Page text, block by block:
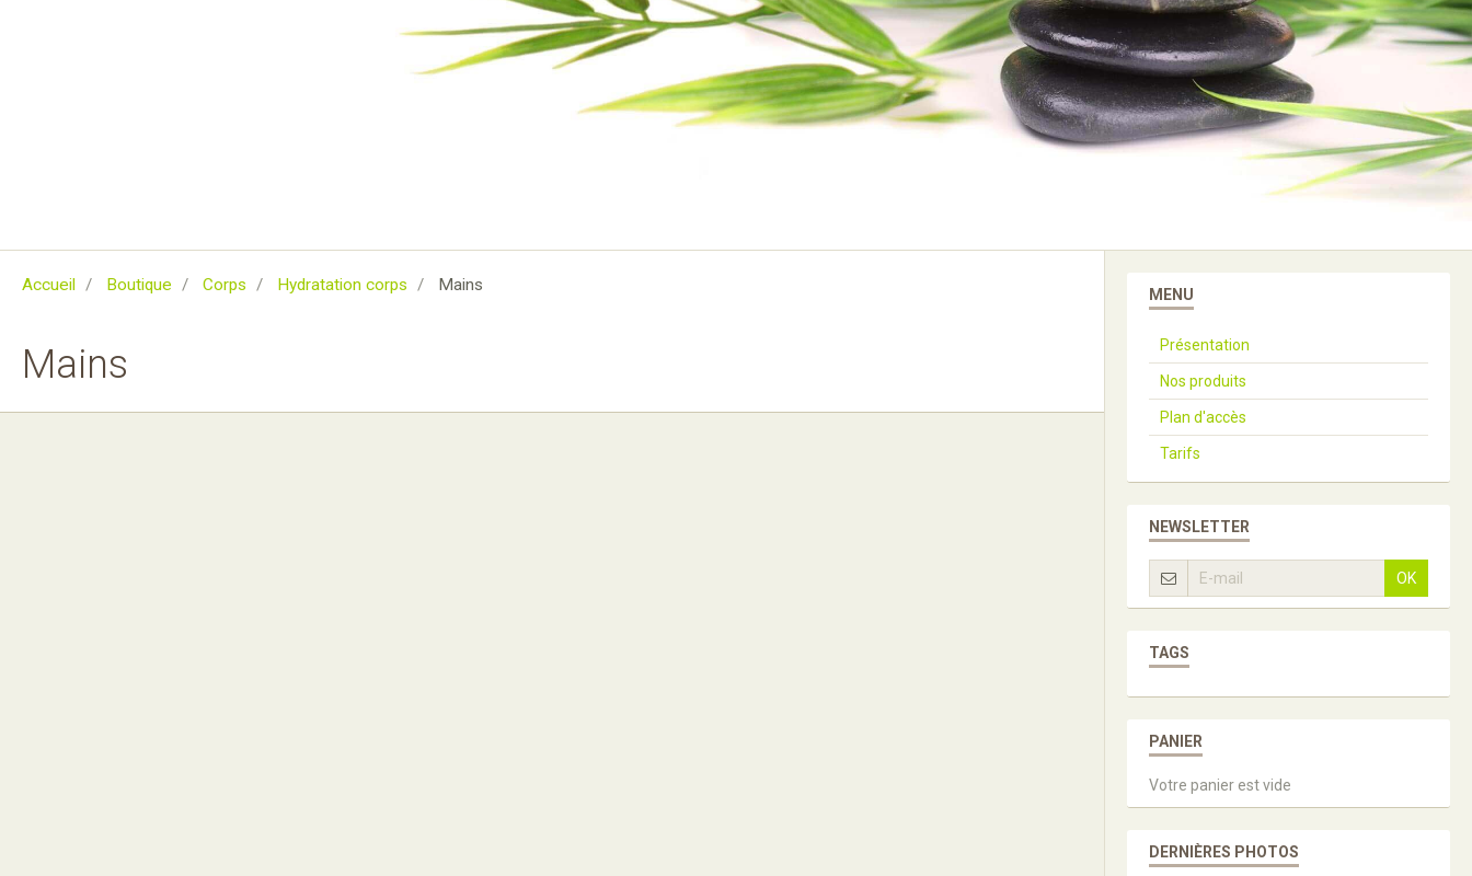
Accueil Boutique Corps Hydratation corps Mains
Mains
MENU
Présentation
Nos produits
Plan d'accès
Tarifs
NEWSLETTER
OK
TAGS
PANIER
Votre panier est vide
DERNIÈRES PHOTOS